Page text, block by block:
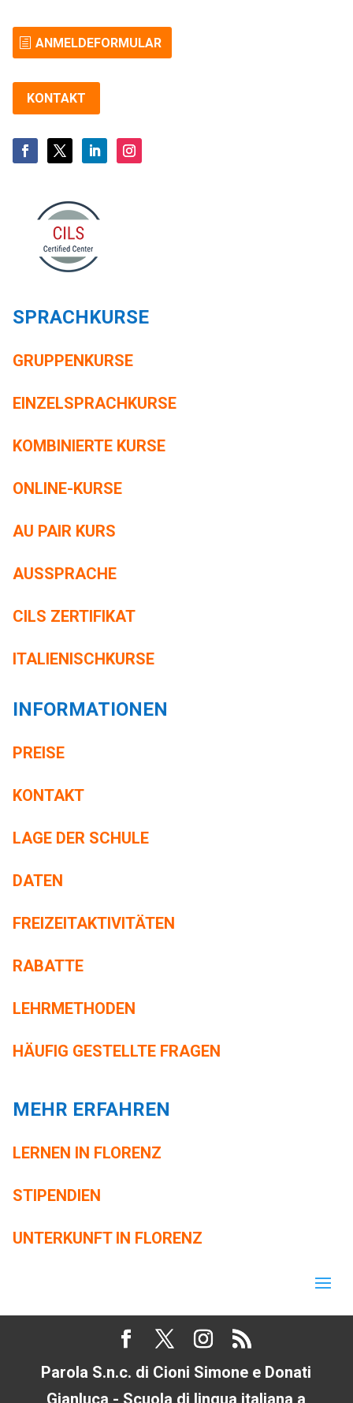
ANMELDEFORMULAR
KONTAKT
SPRACHKURSE
GRUPPENKURSE
EINZELSPRACHKURSE
KOMBINIERTE KURSE
ONLINE-KURSE
AU PAIR KURS
AUSSPRACHE
CILS ZERTIFIKAT
ITALIENISCHKURSE
INFORMATIONEN
PREISE
KONTAKT
LAGE DER SCHULE
DATEN
FREIZEITAKTIVITÄTEN
RABATTE
LEHRMETHODEN
HÄUFIG GESTELLTE FRAGEN
MEHR ERFAHREN
LERNEN IN FLORENZ
STIPENDIEN
UNTERKUNFT IN FLORENZ
Parola S.n.c. di Cioni Simone e Donati
Gianluca - Scuola di lingua italiana a